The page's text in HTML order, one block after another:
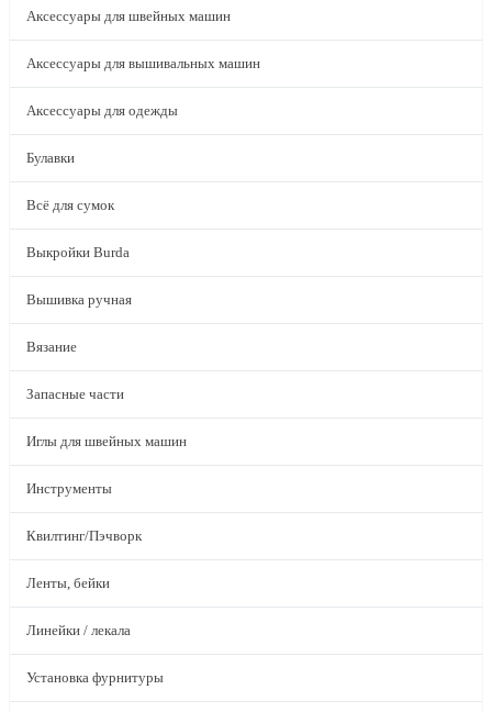
Аксессуары для швейных машин
Аксессуары для вышивальных машин
Аксессуары для одежды
Булавки
Всё для сумок
Выкройки Burda
Вышивка ручная
Вязание
Запасные части
Иглы для швейных машин
Инструменты
Квилтинг/Пэчворк
Ленты, бейки
Линейки / лекала
Установка фурнитуры